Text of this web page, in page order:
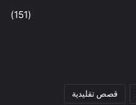
(151)
قصص تقليدية